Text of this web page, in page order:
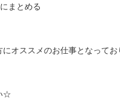
まとめる
オススメのお仕事となってお
☆